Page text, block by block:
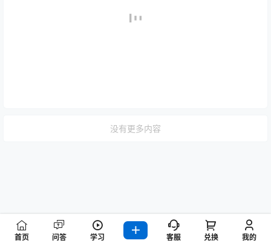
没有更多内容
首页 问答 学习 客服 兑换 我的